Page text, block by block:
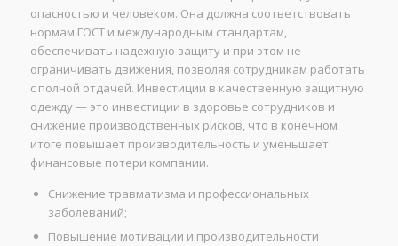
опасностью и человеком. Она должна соответствовать
нормам ГОСТ и международным стандартам,
обеспечивать надежную защиту и при этом не
ограничивать движения, позволяя сотрудникам работать
с полной отдачей. Инвестиции в качественную защитную
одежду — это инвестиции в здоровье сотрудников и
снижение производственных рисков, что в конечном
итоге повышает производительность и уменьшает
финансовые потери компании.
Снижение травматизма и профессиональных
заболеваний;
Повышение мотивации и производительности